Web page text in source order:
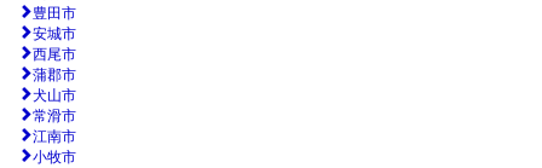
豊田市
安城市
西尾市
蒲郡市
犬山市
常滑市
江南市
小牧市